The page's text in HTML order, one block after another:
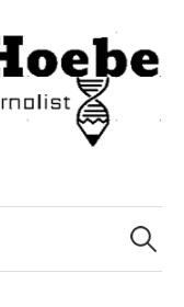
Zoeken
naar: